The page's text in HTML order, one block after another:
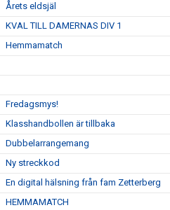
Årets eldsjäl
KVAL TILL DAMERNAS DIV 1
Hemmamatch
Fredagsmys!
Klasshandbollen är tillbaka
Dubbelarrangemang
Ny streckkod
En digital hälsning från fam Zetterberg
HEMMAMATCH